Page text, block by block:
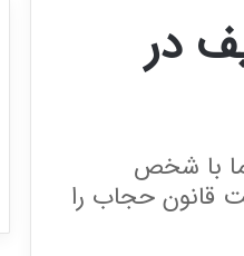
در
با شخص
قانون حجاب را